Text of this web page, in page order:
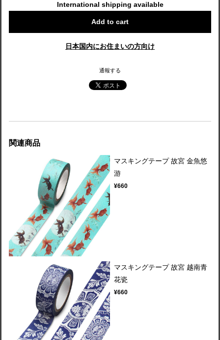
International shipping available
Add to cart
日本国内にお住まいの方向け
通報する
関連商品
マスキングテープ 故宮 金魚悠
游
¥660
マスキングテープ 故宮 越南青
花瓷
¥660